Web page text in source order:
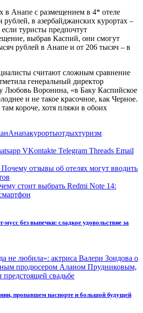
в Анапе с размещением в 4* отеле
рублей, в азербайджанских курортах –
туристы предпочтут
выбрав Каспий, они смогут
рублей в Анапе и от 206 тысяч – в
считают сложным сравнение
генеральный директор
Любовь Воронина, «в Баку Каспийское
и не такое красочное, как Черное.
короче, хотя пляжи в обоих
Анапакурортыотдыхтуризм
VKontakte Telegram Threads Email
Почему отзывы об отелях могут вводить
стоит выбрать Redmi Note 14:
без выпечки: сладкое удовольствие за
пропавшем паспорте и большой будущей